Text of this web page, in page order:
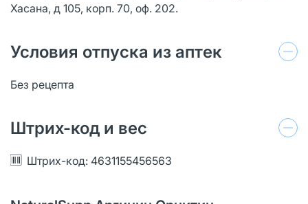
Хасана, д 105, корп. 70, оф. 202.
Условия отпуска из аптек
Без рецепта
Штрих-код и вес
Штрих-код: 4631155456563